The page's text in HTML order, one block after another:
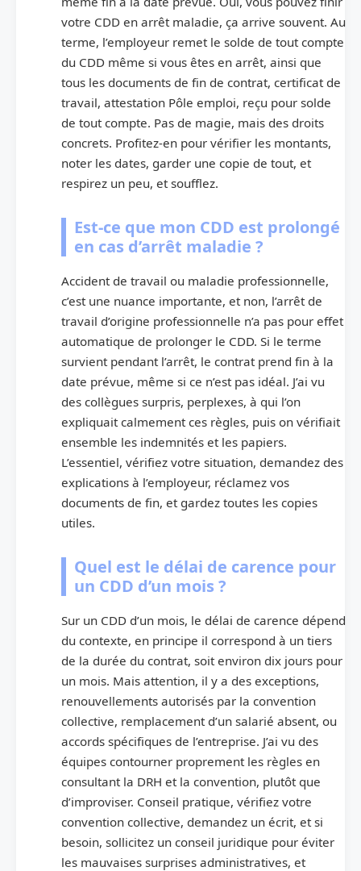
votre CDD en arrêt maladie, ça arrive souvent. Au
terme, l’employeur remet le solde de tout compte
du CDD même si vous êtes en arrêt, ainsi que
tous les documents de fin de contrat, certificat de
travail, attestation Pôle emploi, reçu pour solde
de tout compte. Pas de magie, mais des droits
concrets. Profitez-en pour vérifier les montants,
noter les dates, garder une copie de tout, et
respirez un peu, et soufflez.
Est-ce que mon CDD est prolongé
en cas d’arrêt maladie ?
Accident de travail ou maladie professionnelle,
c’est une nuance importante, et non, l’arrêt de
travail d’origine professionnelle n’a pas pour effet
automatique de prolonger le CDD. Si le terme
survient pendant l’arrêt, le contrat prend fin à la
date prévue, même si ce n’est pas idéal. J’ai vu
des collègues surpris, perplexes, à qui l’on
expliquait calmement ces règles, puis on vérifiait
ensemble les indemnités et les papiers.
L’essentiel, vérifiez votre situation, demandez des
explications à l’employeur, réclamez vos
documents de fin, et gardez toutes les copies
utiles.
Quel est le délai de carence pour
un CDD d’un mois ?
Sur un CDD d’un mois, le délai de carence dépend
du contexte, en principe il correspond à un tiers
de la durée du contrat, soit environ dix jours pour
un mois. Mais attention, il y a des exceptions,
renouvellements autorisés par la convention
collective, remplacement d’un salarié absent, ou
accords spécifiques de l’entreprise. J’ai vu des
équipes contourner proprement les règles en
consultant la DRH et la convention, plutôt que
d’improviser. Conseil pratique, vérifiez votre
convention collective, demandez un écrit, et si
besoin, sollicitez un conseil juridique pour éviter
les mauvaises surprises administratives, et